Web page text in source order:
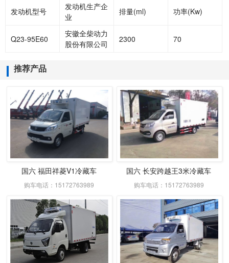
发动机型号
发动机生产企
业
排量(ml) 功率(Kw)
Q23-95E60
安徽全柴动力
股份有限公司
2300 70
推荐产品
国六 福田祥菱V1冷藏车
购车电话：15172763989
国六 长安跨越王3米冷藏车
购车电话：15172763989